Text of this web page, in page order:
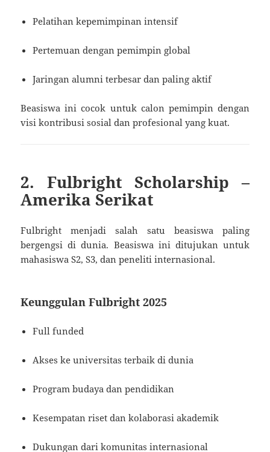
Pelatihan kepemimpinan intensif
Pertemuan dengan pemimpin global
Jaringan alumni terbesar dan paling aktif
Beasiswa ini cocok untuk calon pemimpin dengan
visi kontribusi sosial dan profesional yang kuat.
2. Fulbright Scholarship –
Amerika Serikat
Fulbright menjadi salah satu beasiswa paling
bergengsi di dunia. Beasiswa ini ditujukan untuk
mahasiswa S2, S3, dan peneliti internasional.
Keunggulan Fulbright 2025
Full funded
Akses ke universitas terbaik di dunia
Program budaya dan pendidikan
Kesempatan riset dan kolaborasi akademik
Dukungan dari komunitas internasional